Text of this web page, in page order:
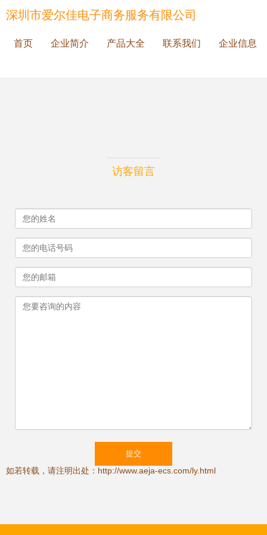
深圳市爱尔佳电子商务服务有限公司
首页 企业简介 产品大全 联系我们 企业信息
访客留言
如若转载，请注明出处：http://www.aeja-ecs.com/ly.html